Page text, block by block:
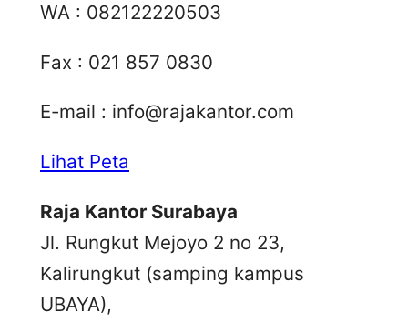
WA : 082122220503
Fax : 021 857 0830
E-mail : info@rajakantor.com
Lihat Peta
Raja Kantor Surabaya
Jl. Rungkut Mejoyo 2 no 23,
Kalirungkut (samping kampus
UBAYA),